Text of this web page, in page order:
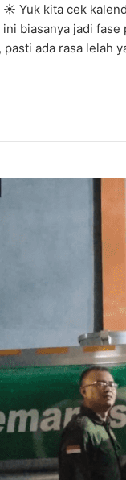
☀️ Yuk kita cek
biasanya jadi
pasti ada rasa lelah